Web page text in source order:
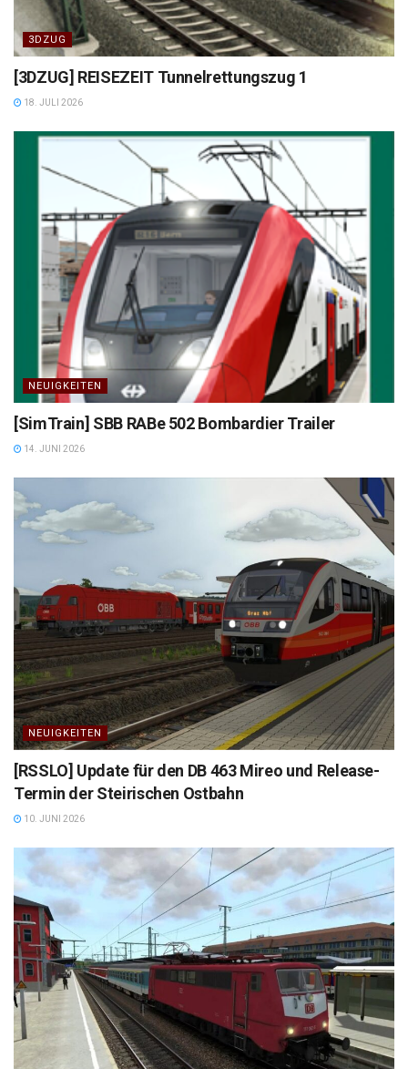
3DZUG
[3DZUG] REISEZEIT Tunnelrettungszug 1
18. JULI 2026
NEUIGKEITEN
[SimTrain] SBB RABe 502 Bombardier Trailer
14. JUNI 2026
NEUIGKEITEN
[RSSLO] Update für den DB 463 Mireo und Release-
Termin der Steirischen Ostbahn
10. JUNI 2026